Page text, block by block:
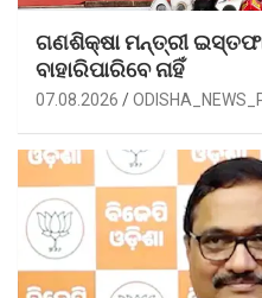
ଗଣଶିକ୍ଷା ମନ୍ତ୍ରୀ
ବାହାରିପାରିବେ ନାହିଁ
07.08.2026